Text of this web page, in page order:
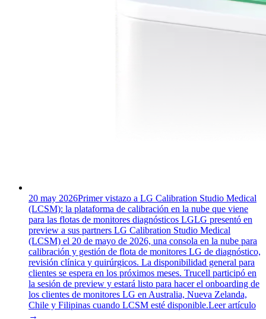
20 may 2026Primer vistazo a LG Calibration Studio Medical
(LCSM): la plataforma de calibración en la nube que viene
para las flotas de monitores diagnósticos LGLG presentó en
preview a sus partners LG Calibration Studio Medical
(LCSM) el 20 de mayo de 2026, una consola en la nube para
calibración y gestión de flota de monitores LG de diagnóstico,
revisión clínica y quirúrgicos. La disponibilidad general para
clientes se espera en los próximos meses. Trucell participó en
la sesión de preview y estará listo para hacer el onboarding de
los clientes de monitores LG en Australia, Nueva Zelanda,
Chile y Filipinas cuando LCSM esté disponible.Leer artículo
→